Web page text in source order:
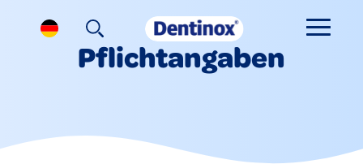
Pflichtangaben